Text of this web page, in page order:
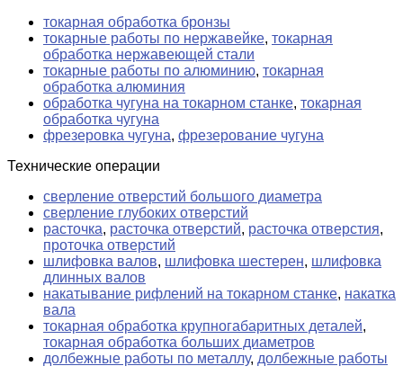
токарная обработка бронзы
токарные работы по нержавейке, токарная
обработка нержавеющей стали
токарные работы по алюминию, токарная
обработка алюминия
обработка чугуна на токарном станке, токарная
обработка чугуна
фрезеровка чугуна, фрезерование чугуна
Технические операции
сверление отверстий большого диаметра
сверление глубоких отверстий
расточка, расточка отверстий, расточка отверстия,
проточка отверстий
шлифовка валов, шлифовка шестерен, шлифовка
длинных валов
накатывание рифлений на токарном станке, накатка
вала
токарная обработка крупногабаритных деталей,
токарная обработка больших диаметров
долбежные работы по металлу, долбежные работы